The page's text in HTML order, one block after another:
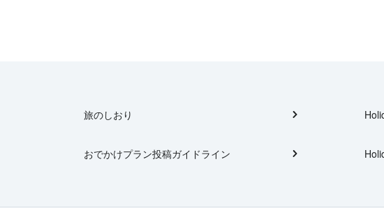
旅のしおり
おでかけプラン投稿ガイドライン